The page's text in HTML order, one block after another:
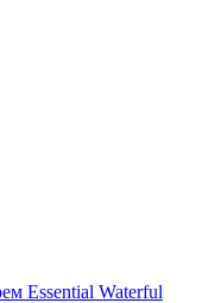
Essential Waterful